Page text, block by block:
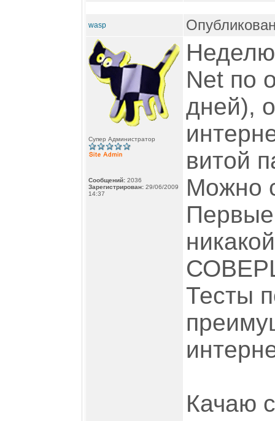
wasp
Супер Администратор
Сообщений: 2036
Зарегистрирован: 29/06/2009
14:37
Неделю
Net по
дней),
витой
Можно
Первые
Тесты
Качаю